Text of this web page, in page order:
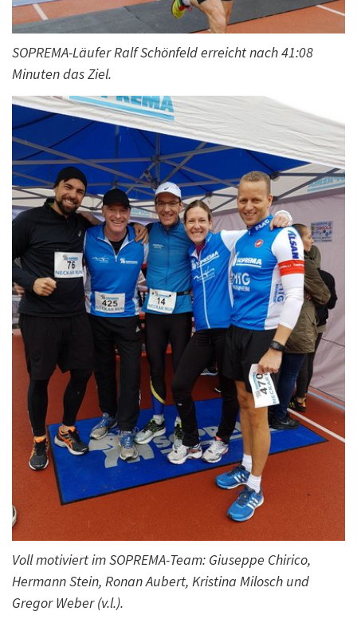
SOPREMA-Läufer Ralf Schönfeld erreicht nach 41:08
Minuten das Ziel.
Voll motiviert im SOPREMA-Team: Giuseppe Chirico,
Hermann Stein, Ronan Aubert, Kristina Milosch und
Gregor Weber (v.l.).